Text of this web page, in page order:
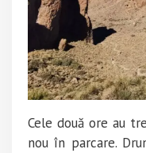
Cele două ore au
nou în parcare.